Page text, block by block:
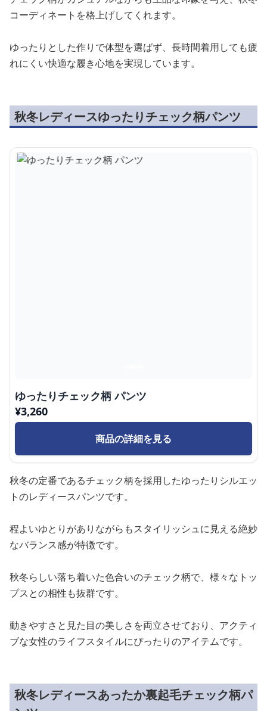
コーディネートを格上げしてくれます。
ゆったりとした作りで体型を選ばず、長時間着用しても疲
れにくい快適な履き心地を実現しています。
秋冬レディースゆったりチェック柄パンツ
ゆったりチェック柄 パンツ
¥3,260
商品の詳細を見る
秋冬の定番であるチェック柄を採用したゆったりシルエッ
トのレディースパンツです。
程よいゆとりがありながらもスタイリッシュに見える絶妙
なバランス感が特徴です。
秋冬らしい落ち着いた色合いのチェック柄で、様々なトッ
プスとの相性も抜群です。
動きやすさと見た目の美しさを両立させており、アクティ
ブな女性のライフスタイルにぴったりのアイテムです。
秋冬レディースあったか裏起毛チェック柄パ